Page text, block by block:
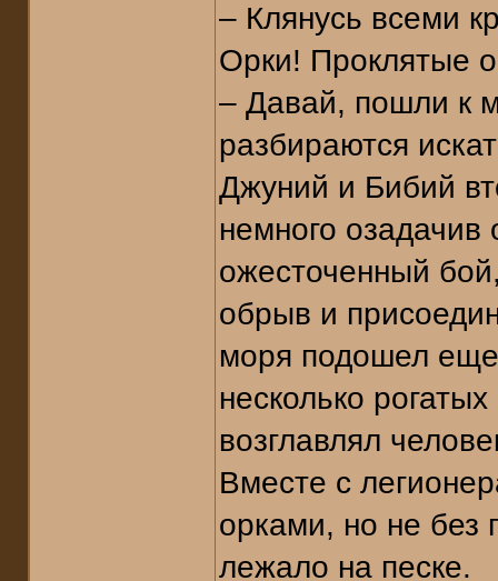
– Клянусь всеми
Орки! Проклятые
– Давай, пошли к
разбираются
Джуний и Бибий
немного
ожесточенный
обрыв и
моря подошел
несколько
возглавлял
Вместе с
орками, но не без
лежало на песке.